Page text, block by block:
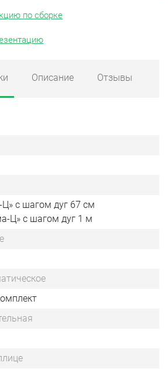
по сборке
Описание Отзывы
с шагом дуг 67 см
Ц» с шагом дуг 1 м